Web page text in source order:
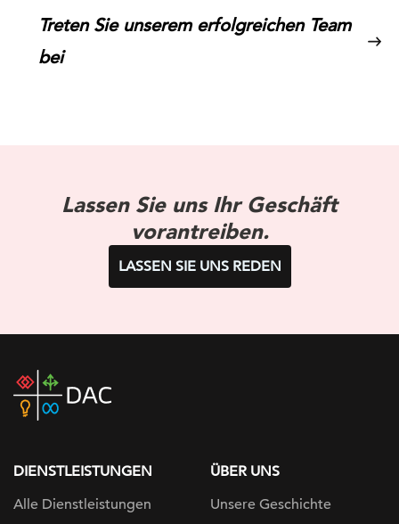
Treten Sie unserem erfolgreichen Team
bei
Lassen Sie uns Ihr Geschäft
vorantreiben.
LASSEN SIE UNS REDEN
home
DIENSTLEISTUNGEN
Alle Dienstleistungen
ÜBER UNS
Unsere Geschichte